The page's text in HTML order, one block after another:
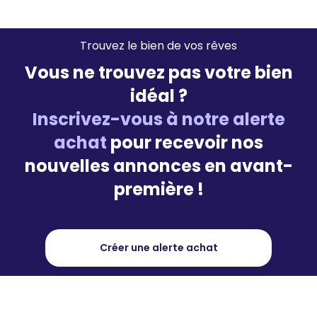
Trouvez le bien de vos rêves
Vous ne trouvez pas votre bien
idéal ?
Inscrivez-vous à notre alerte
achat pour recevoir nos
nouvelles annonces en avant-
première !
Créer une alerte achat